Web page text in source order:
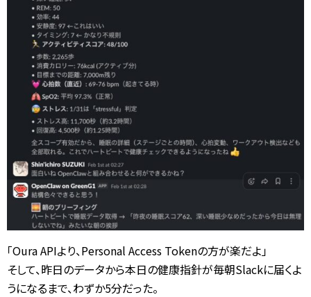
「Oura APIより、Personal Access Tokenの方が楽だよ」
そして、昨日のデータから本日の健康指針が毎朝Slackに届くよ
うになるまで、わずか5分だった。